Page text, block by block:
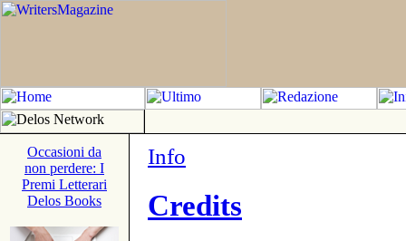
Occasioni da
non perdere: I
Premi Letterari
Delos Books
Info
Credits